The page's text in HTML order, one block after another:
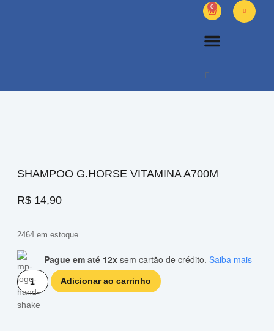
0
SHAMPOO G.HORSE VITAMINA A700M
R$ 14,90
2464 em estoque
Pague em até 12x sem cartão de crédito. Saiba mais
Adicionar ao carrinho